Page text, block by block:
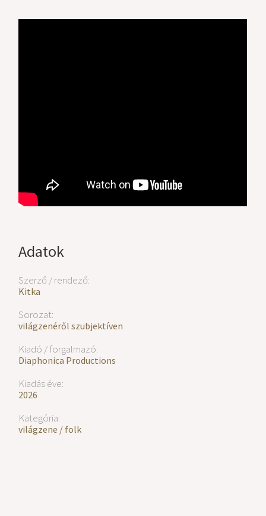
Adatok
Szerző / rendező:
Kitka
Sorozat:
világzenéről szubjektíven
Kiadó / forgalmazó:
Diaphonica Productions
Kiadás éve:
2026
Kategória:
világzene / folk